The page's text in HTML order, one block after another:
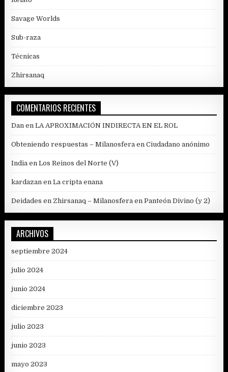
Savage Worlds
Sub-raza
Técnicas
Zhirsanaq
COMENTARIOS RECIENTES
Dan enLA APROXIMACIÓN INDIRECTA EN EL ROL
Obteniendo respuestas – Milanosfera enCiudadano anónimo
India enLos Reinos del Norte (V)
kardazan enLa cripta enana
Deidades en Zhirsanaq – Milanosfera enPanteón Divino (y 2)
ARCHIVOS
septiembre 2024
julio 2024
junio 2024
diciembre 2023
julio 2023
junio 2023
mayo 2023